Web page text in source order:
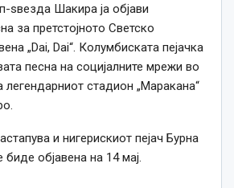
ѕвезда Шакира ја објави
за претстојното Светско
„Dai, Dai“. Колумбиската пејачка
песна на социјалните мрежи во
стадион „Маракана“
и нигерискиот пејач Бурна
биде објавена на 14 мај.